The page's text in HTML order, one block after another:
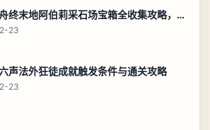
明日方舟终末地阿伯莉采石场宝箱全收集攻略，全点位分布图与路线
23
声法外狂徒成就触发条件与通关攻略
23